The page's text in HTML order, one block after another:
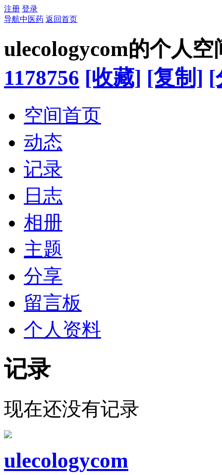
注册 登录
导航中医药 返回首页
ulecologycom的个人空
1178756 [收藏] [复制] [
空间首页
动态
记录
日志
相册
主题
分享
留言板
个人资料
记录
现在还没有记录
ulecologycom